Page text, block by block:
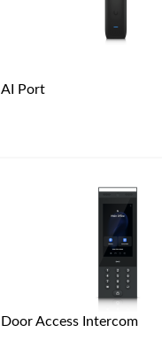
AI Port
Door Access Intercom